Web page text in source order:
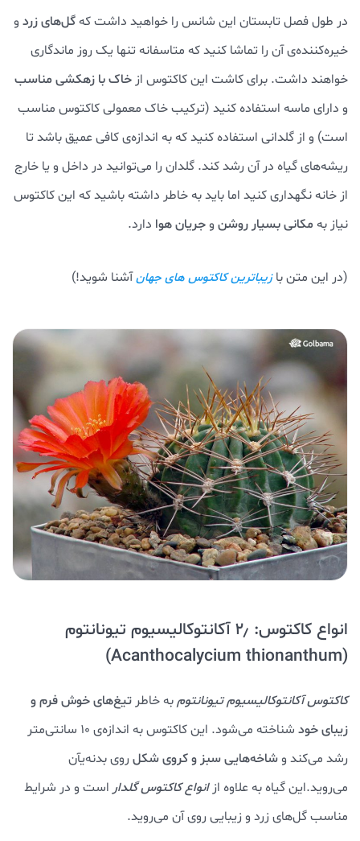
در طول فصل تابستان این شانس را خواهید داشت کهگل‌های زرد و
خیره‌کننده‌ی آن را تماشا کنید که متاسفانه تنها یک روز ماندگاری
خواهند داشت. برای کاشت این کاکتوس از خاک با زهکشی مناسب
و دارای ماسه استفاده کنید (ترکیب خاک معمولی کاکتوس مناسب
است) و از گلدانی استفاده کنید که به اندازه‌ی کافی عمیق باشد تا
ریشه‌های گیاه در آن رشد کند. گلدان را می‌توانید در داخل و یا خارج
از خانه نگهداری کنید اما باید به خاطر داشته باشید که این کاکتوس
نیاز بهمکانی بسیار روشن وجریان هوا دارد.
(در این متن بازیباترین کاکتوس های جهانآشنا شوید!)
انواع کاکتوس: ۲٫ آکانتوکالیسیوم تیونانتوم
(Acanthocalycium thionanthum)
کاکتوس آکانتوکالیسیوم تیونانتومبه خاطر تیغ‌های خوش فرم و
زیبای خود
شناخته می‌شود. این کاکتوس به اندازه‌ی ۱۰ سانتی‌متر
رشد می‌کند وشاخه‌هایی سبز و کروی شکل روی بدنه‌یآن
می‌روید.این گیاه به علاوه ازانواع کاکتوس‌ گلدار است و در شرایط
مناسب گل‌های زرد و زیبایی روی آن می‌روید.